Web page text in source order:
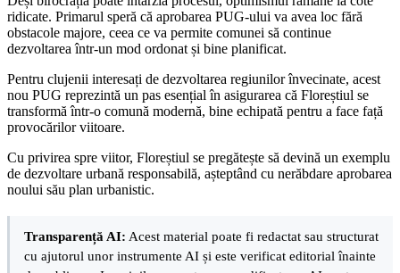
ridicate. Primarul speră că aprobarea PUG-ului va avea loc fără
obstacole majore, ceea ce va permite comunei să continue
dezvoltarea într-un mod ordonat și bine planificat.
Pentru clujenii interesați de dezvoltarea regiunilor învecinate, acest
nou PUG reprezintă un pas esențial în asigurarea că Floreștiul se
transformă într-o comună modernă, bine echipată pentru a face față
provocărilor viitoare.
Cu privirea spre viitor, Floreștiul se pregătește să devină un exemplu
de dezvoltare urbană responsabilă, așteptând cu nerăbdare aprobarea
noului său plan urbanistic.
Transparență AI: Acest material poate fi redactat sau structurat
cu ajutorul unor instrumente AI și este verificat editorial înainte